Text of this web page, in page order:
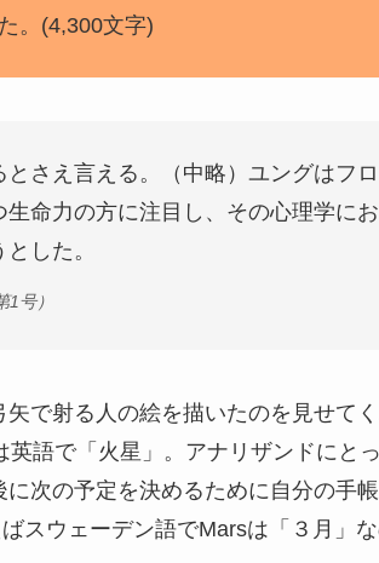
。(4,300文字)
さえ言える。（中略）ユングはフ
命力の方に注目し、その心理学に
した。
号）
で射る人の絵を描いたのを見せてく
語で「火星」。アナリザンドにと
次の予定を決めるために自分の手帳
スウェーデン語でMarsは「３月」な